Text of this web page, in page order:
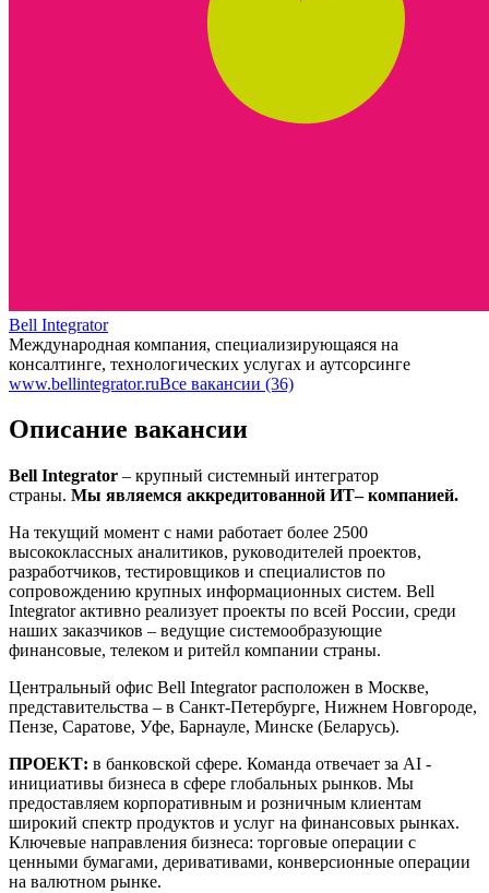
Bell Integrator
Международная компания, специализирующаяся на
консалтинге, технологических услугах и аутсорсинге
www.bellintegrator.ruВсе вакансии (36)
Описание вакансии
Bell Integrator – крупный системный интегратор
страны. Мы являемся аккредитованной ИТ– компанией.
На текущий момент с нами работает более 2500
высококлассных аналитиков, руководителей проектов,
разработчиков, тестировщиков и специалистов по
сопровождению крупных информационных систем. Bell
Integrator активно реализует проекты по всей России, среди
наших заказчиков – ведущие системообразующие
финансовые, телеком и ритейл компании страны.
Центральный офис Bell Integrator расположен в Москве,
представительства – в Санкт-Петербурге, Нижнем Новгороде,
Пензе, Саратове, Уфе, Барнауле, Минске (Беларусь).
ПРОЕКТ: в банковской сфере. Команда отвечает за AI -
инициативы бизнеса в сфере глобальных рынков. Мы
предоставляем корпоративным и розничным клиентам
широкий спектр продуктов и услуг на финансовых рынках.
Ключевые направления бизнеса: торговые операции с
ценными бумагами, деривативами, конверсионные операции
на валютном рынке.